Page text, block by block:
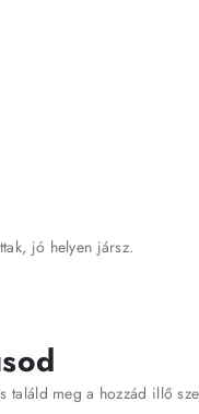
jó helyen jársz.
találd meg a hozzád illő